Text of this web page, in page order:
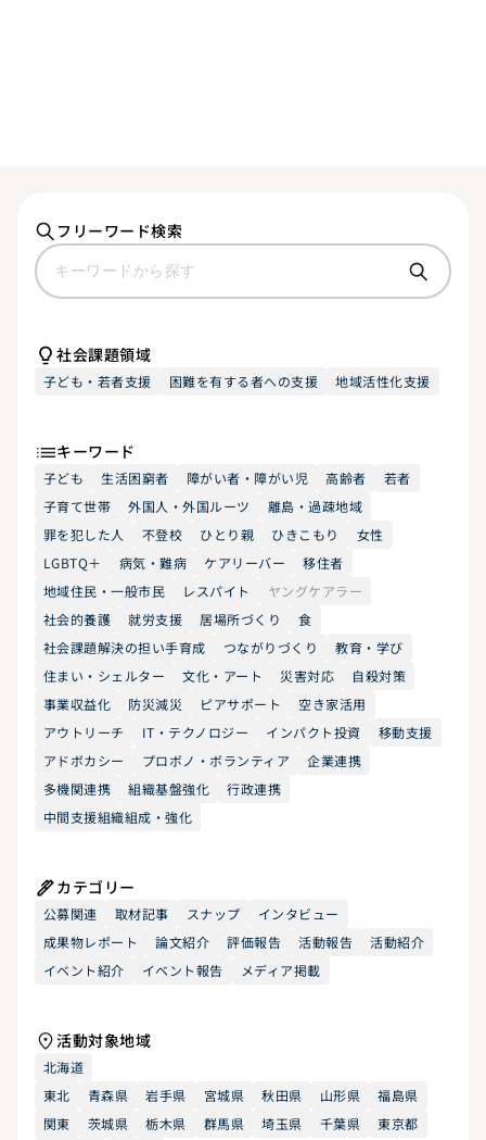
フリーワード検索
社会課題領域
子ども・若者支援 困難を有する者への支援 地域活性化支援
キーワード
子ども 生活困窮者 障がい者・障がい児 高齢者
若者
子育て世帯
外国人・外国ルーツ
離島・過疎地域
罪を犯した人
不登校 ひとり親 ひきこもり
女性
LGBTQ＋
病気・難病 ケアリーバー
移住者
地域住民・一般市民
レスパイト
ヤングケアラー
社会的養護
就労支援 居場所づくり
食
社会課題解決の担い手育成
つながりづくり
教育・学び
住まい・シェルター
文化・アート 災害対応
自殺対策
事業収益化
防災減災 ピアサポート
空き家活用
アウトリーチ
IT・テクノロジー インパクト投資
移動支援
アドボカシー
プロボノ・ボランティア
企業連携
多機関連携
組織基盤強化
行政連携
中間支援組織組成・強化
カテゴリー
公募関連 取材記事 スナップ
インタビュー
成果物レポート
論文紹介 評価報告 活動報告
活動紹介
イベント紹介
イベント報告 メディア掲載
活動対象地域
北海道
東北
青森県 岩手県 宮城県 秋田県 山形県
福島県
関東
茨城県 栃木県 群馬県 埼玉県 千葉県
東京都